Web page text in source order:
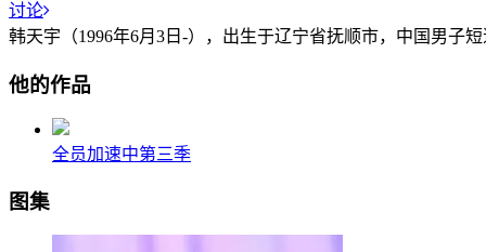
讨论
韩天宇（1996年6月3日-），出生于辽宁省抚顺市，中国男子短
他的作品
全员加速中第三季
图集